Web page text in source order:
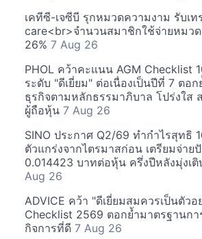
เคทีซี-เจซีบี รุกหมวดความงาม รับเ
care<br>จำนวนสมาชิกใช้จ่ายหมวด
26% 7 Aug 26
PHOL คว้าคะแนน AGM Checklist
ระดับ "ดีเยี่ยม" ต่อเนื่องเป็นปีที่ 7 ตอก
ธุรกิจตามหลักธรรมาภิบาล โปร่งใส
ผู้ถือหุ้น 7 Aug 26
SINO ประกาศ Q2/69 ทำกำไรสุทธิ
ตัวแกร่งจากไตรมาสก่อน เตรียมจ่าย
0.014423 บาทต่อหุ้น ครึ่งปีหลังมุ่งเติ
Aug 26
ADVICE คว้า "ดีเยี่ยมสมควรเป็นตัวอ
Checklist 2569 ตอกย้ำมาตรฐานก
กิจการที่ดี 7 Aug 26